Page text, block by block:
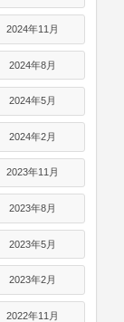
2024年11月
2024年8月
2024年5月
2024年2月
2023年11月
2023年8月
2023年5月
2023年2月
2022年11月